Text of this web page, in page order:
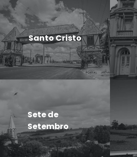
Santo Cristo
Sete de
Setembro